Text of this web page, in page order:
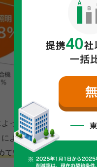
っても変わります。
よると、ホテル・旅館
いました。